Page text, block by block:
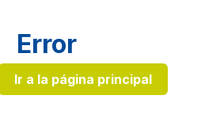
Error
Ir a la página principal